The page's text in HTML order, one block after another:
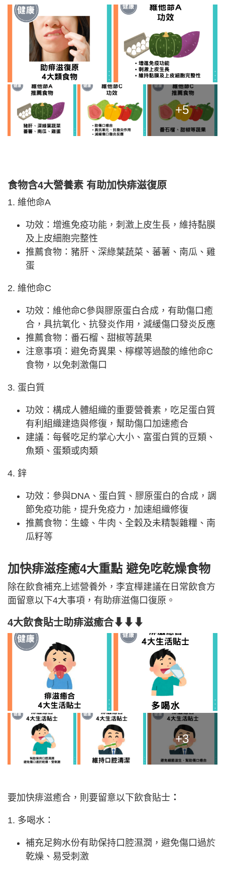
+5
食物含4大營養素 有助加快痱滋復原
1. 維他命A
功效：增進免疫功能，刺激上皮生長，維持黏膜
及上皮細胞完整性
推薦食物：豬肝、深綠葉蔬菜、蕃薯、南瓜、雞
蛋
2. 維他命C
功效：維他命C參與膠原蛋白合成，有助傷口癒
合，具抗氧化、抗發炎作用，減緩傷口發炎反應
推薦食物：番石榴、甜椒等蔬果
注意事項：避免奇異果、檸檬等過酸的維他命C
食物，以免刺激傷口
3. 蛋白質
功效：構成人體組織的重要營養素，吃足蛋白質
有利組織建造與修復，幫助傷口加速癒合
建議：每餐吃足約掌心大小、富蛋白質的豆類、
魚類、蛋類或肉類
4. 鋅
功效：參與DNA、蛋白質、膠原蛋白的合成，調
節免疫功能，提升免疫力，加速組織修復
推薦食物：生蠔、牛肉、全穀及未精製雜糧、南
瓜籽等
加快痱滋痊癒4大重點 避免吃乾燥食物
除在飲食補充上述營養外，李宜樺建議在日常飲食方
面留意以下4大事項，有助痱滋傷口復原。
4大飲食貼士助痱滋癒合⬇⬇⬇
+3
要加快痱滋癒合，則要留意以下飲食貼士 ：
1. 多喝水：
補充足夠水份有助保持口腔濕潤，避免傷口過於
乾燥、易受刺激